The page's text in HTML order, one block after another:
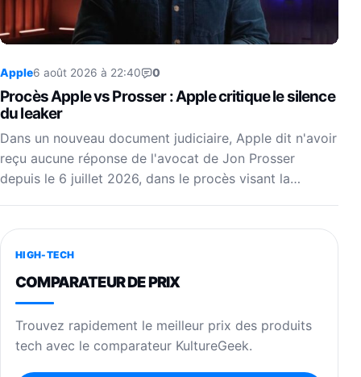
Apple6 août 2026 à 22:40 0
Procès Apple vs Prosser : Apple critique le silence
du leaker
Dans un nouveau document judiciaire, Apple dit n'avoir
reçu aucune réponse de l'avocat de Jon Prosser
depuis le 6 juillet 2026, dans le procès visant la…
HIGH-TECH
COMPARATEUR DE PRIX
Trouvez rapidement le meilleur prix des produits
tech avec le comparateur KultureGeek.